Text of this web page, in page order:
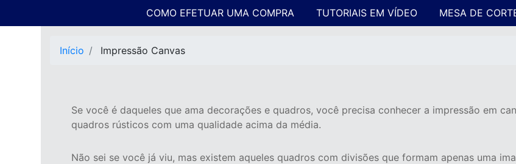
COMO EFETUAR UMA COMPRA TUTORIAIS EM VÍDEO MESA DE
Início Impressão Canvas
Se você é daqueles que ama decorações e quadros, você precisa conhecer a impressão em
quadros rústicos com uma qualidade acima da média.
Não sei se você já viu, mas existem aqueles quadros com divisões que formam apenas uma